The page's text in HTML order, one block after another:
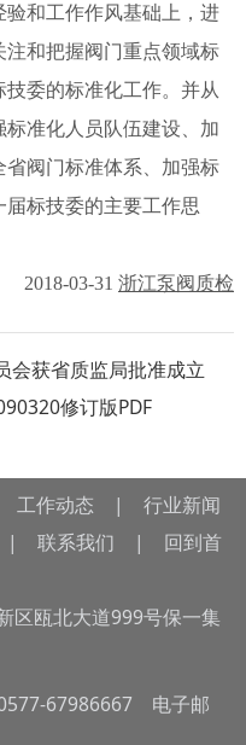
和工作作风基础上，进
和把握阀门重点领域标
委的标准化工作。并从
准化人员队伍建设、加
阀门标准体系、加强标
标技委的主要工作思
2018-03-31 浙江泵阀质检
会获省质监局批准成立
修订版PDF
工作动态 | 行业新闻
| 联系我们 | 回到首
区瓯北大道999号保一集
67986667 电子邮